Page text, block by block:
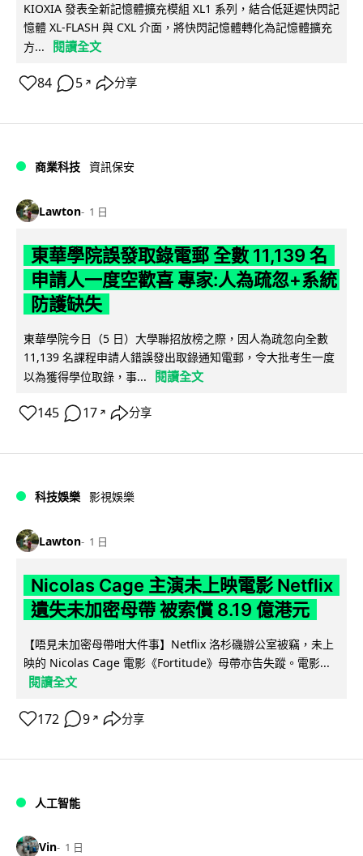
KIOXIA 發表全新記憶體擴充模組 XL1 系列，結合低延遲快閃記
憶體 XL-FLASH 與 CXL 介面，將快閃記憶體轉化為記憶體擴充
方...
閱讀全文
84 5 ↗ 分享
商業科技 資訊保安
Lawton 1 日
東華學院誤發取錄電郵 全數 11,139 名
申請人一度空歡喜 專家:人為疏忽+系統
防護缺失
東華學院今日（5 日）大學聯招放榜之際，因人為疏忽向全數
11,139 名課程申請人錯誤發出取錄通知電郵，令大批考生一度
以為獲得學位取錄，事...
閱讀全文
145 17 ↗ 分享
科技娛樂 影視娛樂
Lawton 1 日
Nicolas Cage 主演未上映電影 Netflix
遺失未加密母帶 被索償 8.19 億港元
【唔見未加密母帶咁大件事】Netflix 洛杉磯辦公室被竊，未上
映的 Nicolas Cage 電影《Fortitude》母帶亦告失蹤。電影...
閱讀全文
172 9 ↗ 分享
人工智能
Vin 1 日